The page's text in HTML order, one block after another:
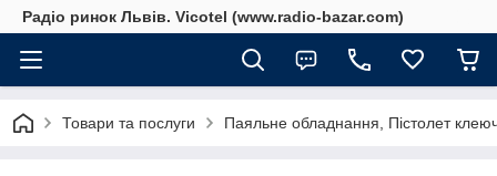
Радіо ринок Львів. Vicotel (www.radio-bazar.com)
Товари та послуги Паяльне обладнання, Пістолет